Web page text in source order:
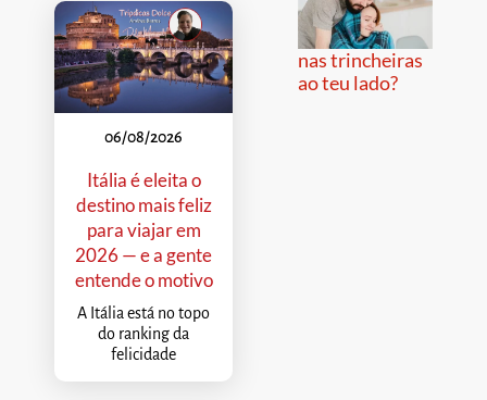
06/08/2026
Itália é eleita o
destino mais feliz
para viajar em
2026 — e a gente
entende o motivo
A Itália está no topo
do ranking da
felicidade
nas trincheiras
ao teu lado?